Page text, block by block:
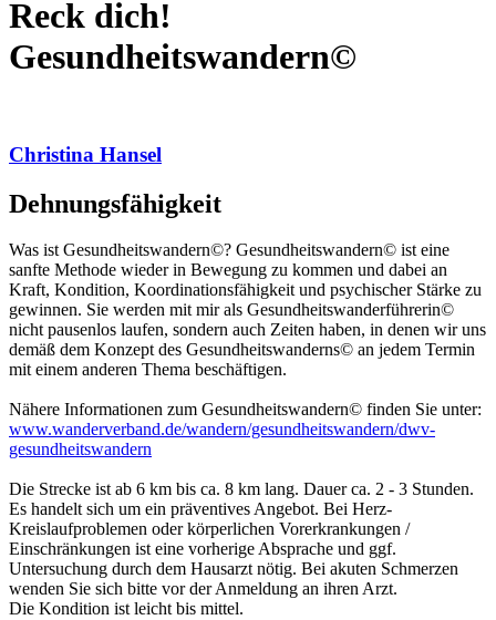
Reck dich!
Gesundheitswandern©
Christina Hansel
Dehnungsfähigkeit
Was ist Gesundheitswandern©? Gesundheitswandern© ist eine
sanfte Methode wieder in Bewegung zu kommen und dabei an
Kraft, Kondition, Koordinationsfähigkeit und psychischer Stärke zu
gewinnen. Sie werden mit mir als Gesundheitswanderführerin©
nicht pausenlos laufen, sondern auch Zeiten haben, in denen wir uns
demäß dem Konzept des Gesundheitswanderns© an jedem Termin
mit einem anderen Thema beschäftigen.
Nähere Informationen zum Gesundheitswandern© finden Sie unter:
www.wanderverband.de/wandern/gesundheitswandern/dwv-
gesundheitswandern
Die Strecke ist ab 6 km bis ca. 8 km lang. Dauer ca. 2 - 3 Stunden.
Es handelt sich um ein präventives Angebot. Bei Herz-
Kreislaufproblemen oder körperlichen Vorerkrankungen /
Einschränkungen ist eine vorherige Absprache und ggf.
Untersuchung durch dem Hausarzt nötig. Bei akuten Schmerzen
wenden Sie sich bitte vor der Anmeldung an ihren Arzt.
Die Kondition ist leicht bis mittel.